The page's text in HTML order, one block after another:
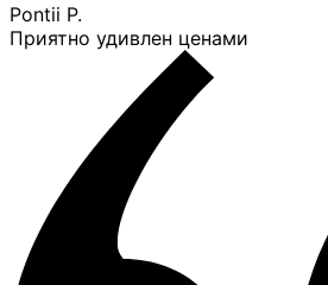
Pontii P.
Приятно удивлен ценами